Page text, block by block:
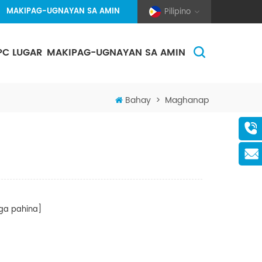
Pilipino
MAKIPAG-UGNAYAN SA AMIN
LUGAR MAKIPAG-UGNAYAN SA AMIN
Bahay > Maghanap
pahina]